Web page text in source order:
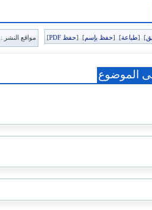
]
[طباعة]
[حفظ بإسم]
[حفظ PDF ] مواقع النشر :